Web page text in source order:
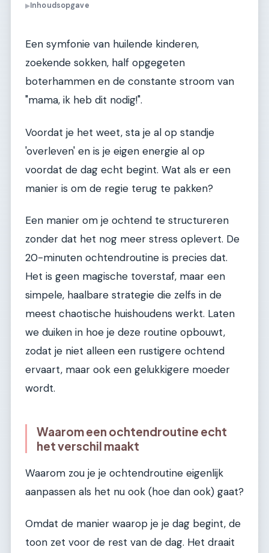
▶Inhoudsopgave
Een symfonie van huilende kinderen,
zoekende sokken, half opgegeten
boterhammen en de constante stroom van
"mama, ik heb dit nodig!".
Voordat je het weet, sta je al op standje
'overleven' en is je eigen energie al op
voordat de dag echt begint. Wat als er een
manier is om de regie terug te pakken?
Een manier om je ochtend te structureren
zonder dat het nog meer stress oplevert. De
20-minuten ochtendroutine is precies dat.
Het is geen magische toverstaf, maar een
simpele, haalbare strategie die zelfs in de
meest chaotische huishoudens werkt. Laten
we duiken in hoe je deze routine opbouwt,
zodat je niet alleen een rustigere ochtend
ervaart, maar ook een gelukkigere moeder
wordt.
Waarom een ochtendroutine echt
het verschil maakt
Waarom zou je je ochtendroutine eigenlijk
aanpassen als het nu ook (hoe dan ook) gaat?
Omdat de manier waarop je je dag begint, de
toon zet voor de rest van de dag. Het draait